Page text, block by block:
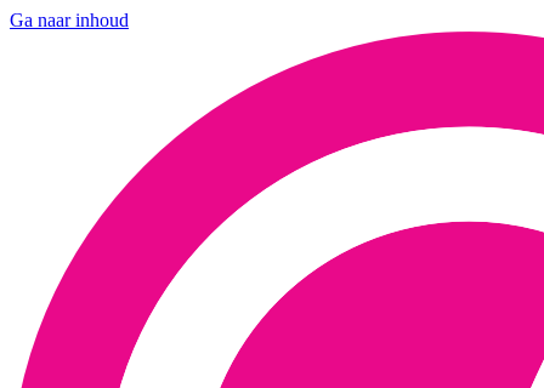
Ga naar inhoud